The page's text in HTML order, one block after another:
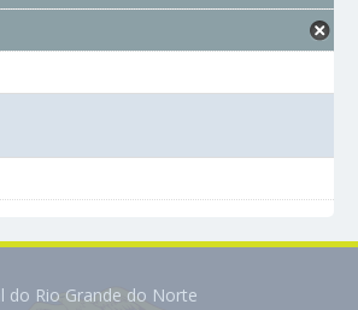
do Rio Grande do Norte